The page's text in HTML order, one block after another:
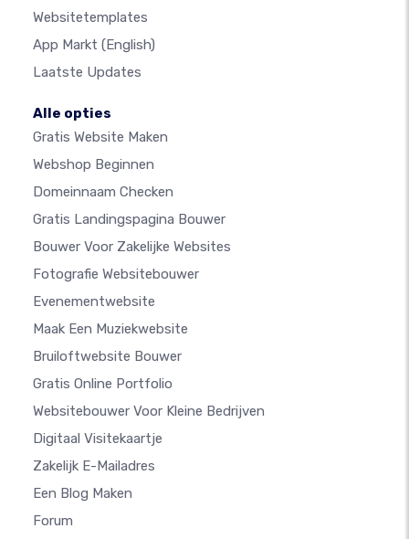
Websitetemplates
App Markt (English)
Laatste Updates
Alle opties
Gratis Website Maken
Webshop Beginnen
Domeinnaam Checken
Gratis Landingspagina Bouwer
Bouwer Voor Zakelijke Websites
Fotografie Websitebouwer
Evenementwebsite
Maak Een Muziekwebsite
Bruiloftwebsite Bouwer
Gratis Online Portfolio
Websitebouwer Voor Kleine Bedrijven
Digitaal Visitekaartje
Zakelijk E-Mailadres
Een Blog Maken
Forum